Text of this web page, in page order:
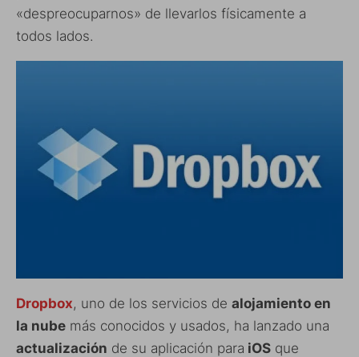
«despreocuparnos» de llevarlos físicamente a
todos lados.
Dropbox, uno de los servicios de alojamiento en
la nube más conocidos y usados, ha lanzado una
actualización de su aplicación para iOS que